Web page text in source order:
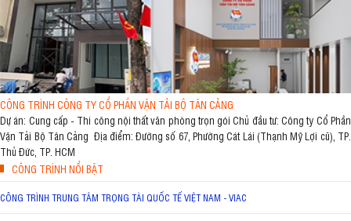
CÔNG TRÌNH CÔNG TY CỔ PHẦN VẬN TẢI BỘ TÂN CẢNG
Dự án: Cung cấp - Thi công nội thất văn phòng trọn gói Chủ đầu tư: Công ty Cổ Phần
Vận Tải Bộ Tân Cảng Địa điểm: Đường số 67, Phường Cát Lái (Thạnh Mỹ Lợi cũ), TP.
Thủ Đức, TP. HCM
CÔNG TRÌNH NỔI BẬT
CÔNG TRÌNH TRUNG TÂM TRỌNG TÀI QUỐC TẾ VIỆT NAM - VIAC